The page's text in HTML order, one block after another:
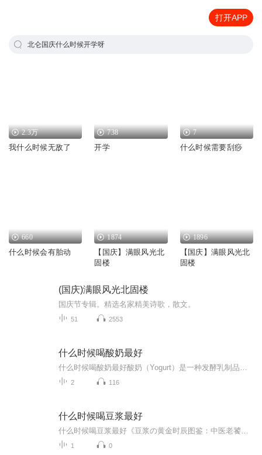
打开APP
北仑国庆什么时候开学呀
2.3万
我什么时候无敌了
738
开学
7
什么时候需要刮痧
660
什么时候会有胎动
1874
【国庆】满眼风光北
固楼
1896
【国庆】满眼风光北
固楼
(国庆)满眼风光北固楼
国庆节专辑。精选名家精美诗歌，散文。
51 2553
什么时候喝酸奶最好
2 116
什么时候喝豆浆最好
1 0